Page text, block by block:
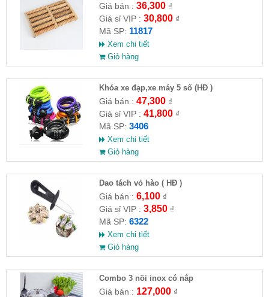
Giá bán : 36,300₫
Giá sỉ VIP : 30,800₫
Mã SP: 11817
Xem chi tiết
Giỏ hàng
Khóa xe đạp,xe máy 5 số (HĐ )
Giá bán : 47,300₫
Giá sỉ VIP : 41,800₫
Mã SP: 3406
Xem chi tiết
Giỏ hàng
Dao tách vỏ hào ( HĐ )
Giá bán : 6,100₫
Giá sỉ VIP : 3,850₫
Mã SP: 6322
Xem chi tiết
Giỏ hàng
Combo 3 nồi inox có nắp
Giá bán : 127,000₫